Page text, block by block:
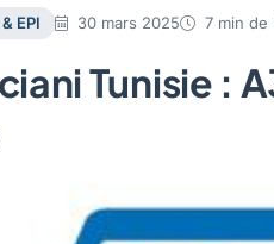
EPI 30 mars 2025 7 min de
Tunisie :